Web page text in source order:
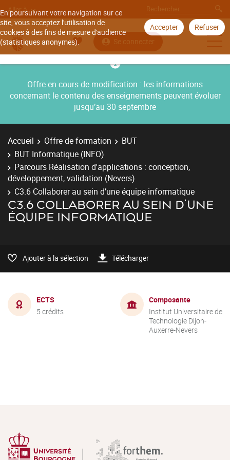
En poursuivant votre navigation sur ce
site, vous acceptez l'utilisation de
cookies à des fins de mesure d'audience
(statistiques anonymes).
Accepter Refuser
Aller à
Se connecter
Offre en cours de modification : les informations
concernant le contenu des enseignements peuvent évoluer
jusqu’au 30 septembre
Accueil Offre de formation
BUT
BUT Informatique (INFO)
Parcours Réalisation d'applications : conception,
développement, validation (Nevers)
C3.6 Collaborer au sein d’une équipe informatique
C3.6 COLLABORER AU SEIN D’UNE
ÉQUIPE INFORMATIQUE
Ajouter à la sélection Télécharger
ECTS
5 crédits
Composante
Institut Universitaire de
Technologie Dijon-
Auxerre-Nevers